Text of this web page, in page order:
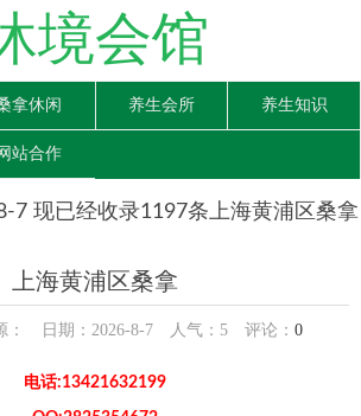
境会馆
拿休闲 养生会所 养生知识
站合作
7 现已经收录1197条上海黄浦区桑拿
上海黄浦区桑拿
： 日期：2026-8-7 人气： 5评论： 0
电话:13421632199